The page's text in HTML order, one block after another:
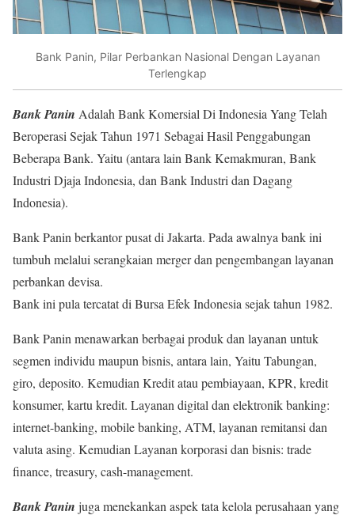
Bank Panin, Pilar Perbankan Nasional Dengan Layanan
Terlengkap
Bank Panin Adalah Bank Komersial Di Indonesia Yang Telah
Beroperasi Sejak Tahun 1971 Sebagai Hasil Penggabungan
Beberapa Bank. Yaitu (antara lain Bank Kemakmuran, Bank
Industri Djaja Indonesia, dan Bank Industri dan Dagang
Indonesia).
Bank Panin berkantor pusat di Jakarta. Pada awalnya bank ini
tumbuh melalui serangkaian merger dan pengembangan layanan
perbankan devisa.
Bank ini pula tercatat di Bursa Efek Indonesia sejak tahun 1982.
Bank Panin menawarkan berbagai produk dan layanan untuk
segmen individu maupun bisnis, antara lain, Yaitu Tabungan,
giro, deposito. Kemudian Kredit atau pembiayaan, KPR, kredit
konsumer, kartu kredit. Layanan digital dan elektronik banking:
internet-banking, mobile banking, ATM, layanan remitansi dan
valuta asing. Kemudian Layanan korporasi dan bisnis: trade
finance, treasury, cash-management.
Bank Panin juga menekankan aspek tata kelola perusahaan yang